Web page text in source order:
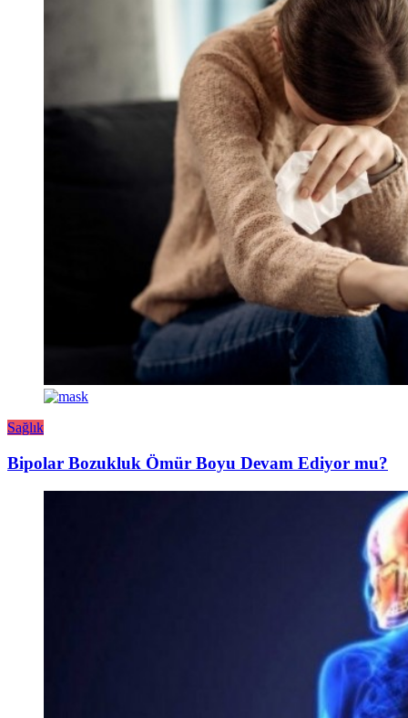
Sağlık
Bipolar Bozukluk Ömür Boyu Devam Ediyor mu?